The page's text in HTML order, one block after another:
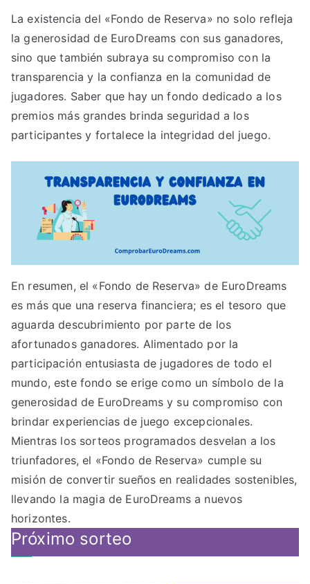
La existencia del «Fondo de Reserva» no solo refleja
la generosidad de EuroDreams con sus ganadores,
sino que también subraya su compromiso con la
transparencia y la confianza en la comunidad de
jugadores. Saber que hay un fondo dedicado a los
premios más grandes brinda seguridad a los
participantes y fortalece la integridad del juego.
En resumen, el «Fondo de Reserva» de EuroDreams
es más que una reserva financiera; es el tesoro que
aguarda descubrimiento por parte de los
afortunados ganadores. Alimentado por la
participación entusiasta de jugadores de todo el
mundo, este fondo se erige como un símbolo de la
generosidad de EuroDreams y su compromiso con
brindar experiencias de juego excepcionales.
Mientras los sorteos programados desvelan a los
triunfadores, el «Fondo de Reserva» cumple su
misión de convertir sueños en realidades sostenibles,
llevando la magia de EuroDreams a nuevos
horizontes.
Próximo sorteo